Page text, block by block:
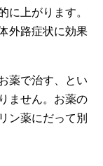
に上がります。
外路症状に効果
薬で治す、とい
ません。お薬の
ン薬にだって別